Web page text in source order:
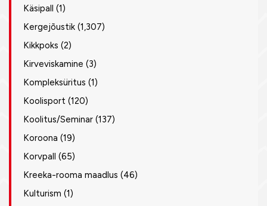
Käsipall (1)
Kergejõustik (1,307)
Kikkpoks (2)
Kirveviskamine (3)
Kompleksüritus (1)
Koolisport (120)
Koolitus/Seminar (137)
Koroona (19)
Korvpall (65)
Kreeka-rooma maadlus (46)
Kulturism (1)